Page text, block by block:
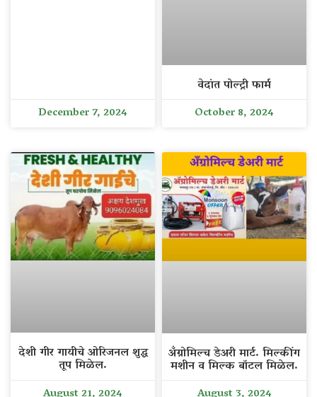
December 7, 2024
वेदांत पोल्ट्री फार्म
October 8, 2024
देशी गीर गायीचे ओरिजनल शुद्ध
तूप मिळेल.
अँग्रोमिल्च डेअरी मार्ट. मिल्कींग
मशीन व मिल्क बॉटल मिळेल.